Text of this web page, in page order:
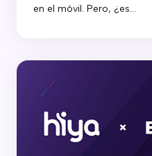
en el móvil. Pero, ¿es...